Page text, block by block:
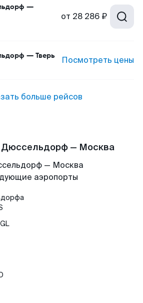
—
от 28 286 ₽
— Тверь Посмотреть цены
больше рейсов
Дюссельдорф — Москва
— Москва
аэропорты